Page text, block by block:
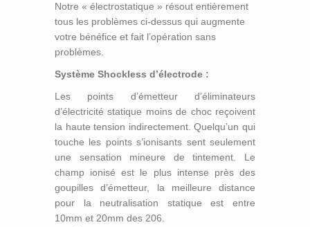
Notre « électrostatique » résout entièrement
tous les problèmes ci-dessus qui augmente
votre bénéfice et fait l’opération sans
problèmes.
Système Shockless d’électrode :
Les points d’émetteur d’éliminateurs
d’électricité statique moins de choc reçoivent
la haute tension indirectement. Quelqu’un qui
touche les points s’ionisants sent seulement
une sensation mineure de tintement. Le
champ ionisé est le plus intense près des
goupilles d’émetteur, la meilleure distance
pour la neutralisation statique est entre
10mm et 20mm des 206.